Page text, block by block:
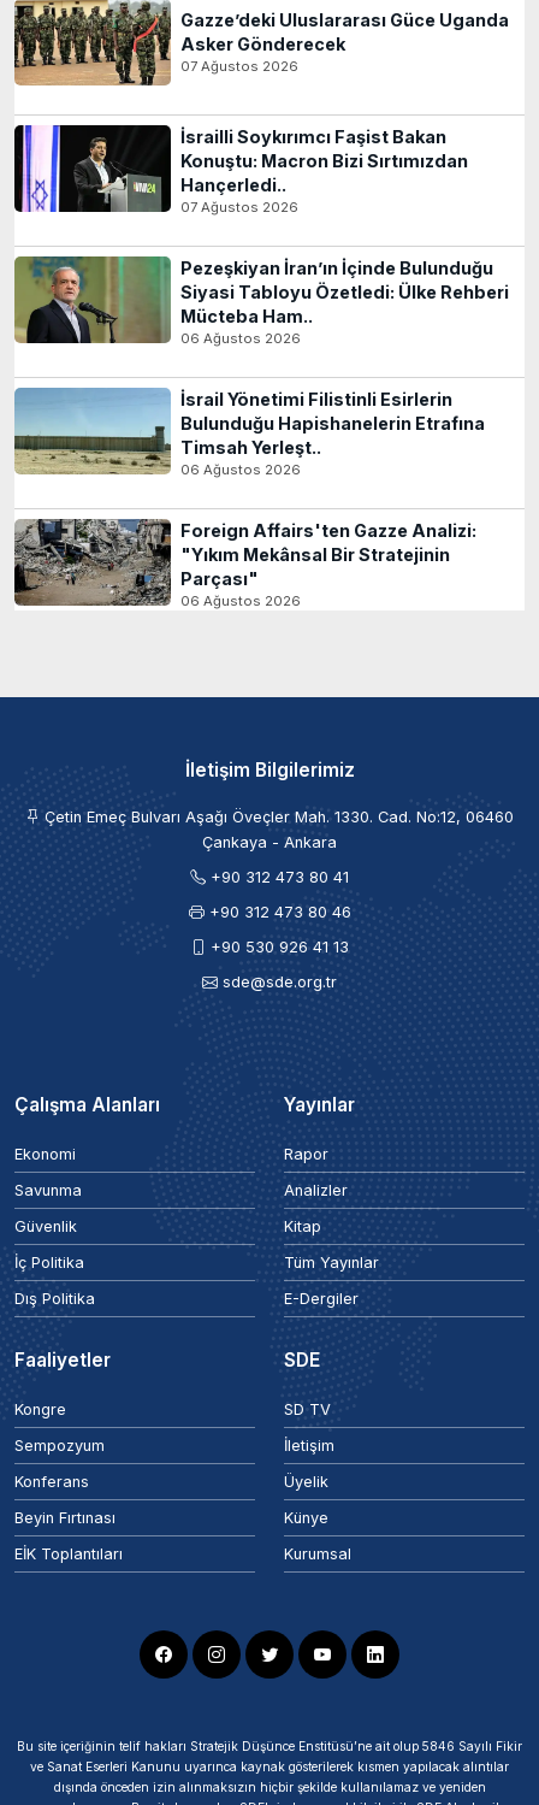
Gazze’deki Uluslararası Güce Uganda
Asker Gönderecek
07 Ağustos 2026
İsrailli Soykırımcı Faşist Bakan
Konuştu: Macron Bizi Sırtımızdan
Hançerledi..
07 Ağustos 2026
Pezeşkiyan İran’ın İçinde Bulunduğu
Siyasi Tabloyu Özetledi: Ülke Rehberi
Mücteba Ham..
06 Ağustos 2026
İsrail Yönetimi Filistinli Esirlerin
Bulunduğu Hapishanelerin Etrafına
Timsah Yerleşt..
06 Ağustos 2026
Foreign Affairs'ten Gazze Analizi:
"Yıkım Mekânsal Bir Stratejinin
Parçası"
06 Ağustos 2026
İletişim Bilgilerimiz
Çetin Emeç Bulvarı Aşağı Öveçler Mah. 1330. Cad. No:12, 06460
Çankaya - Ankara
+90 312 473 80 41
+90 312 473 80 46
+90 530 926 41 13
sde@sde.org.tr
Çalışma Alanları
Ekonomi
Savunma
Güvenlik
İç Politika
Dış Politika
Yayınlar
Rapor
Analizler
Kitap
Tüm Yayınlar
E-Dergiler
Faaliyetler
Kongre
Sempozyum
Konferans
Beyin Fırtınası
EİK Toplantıları
SDE
SD TV
İletişim
Üyelik
Künye
Kurumsal
Bu site içeriğinin telif hakları Stratejik Düşünce Enstitüsü’ne ait olup 5846 Sayılı Fikir
ve Sanat Eserleri Kanunu uyarınca kaynak gösterilerek kısmen yapılacak alıntılar
dışında önceden izin alınmaksızın hiçbir şekilde kullanılamaz ve yeniden